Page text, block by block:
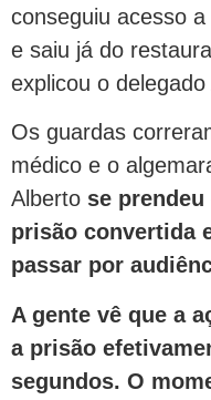
conseguiu acesso
e saiu já do
explicou o
Os guardas
médico e o
Alberto se
prisão convertida
passar por
A gente vê que a
a prisão
segundos. O